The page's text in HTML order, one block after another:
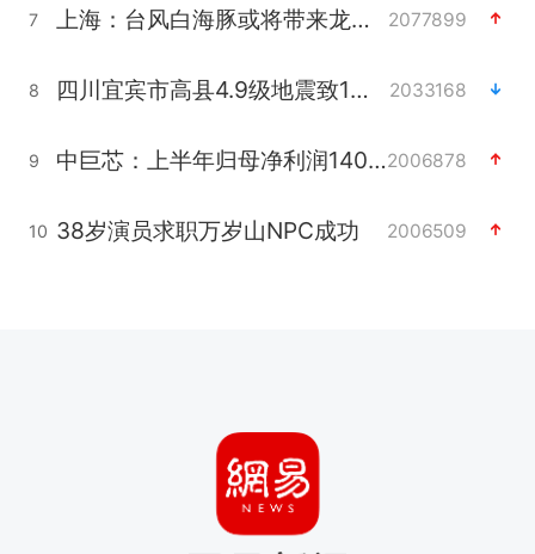
7 上海：台风白海豚或将带来龙卷风 2077899
8 四川宜宾市高县4.9级地震致1人死亡 2033168
9 中巨芯：上半年归母净利润1405.77万元2006878
10 38岁演员求职万岁山NPC成功 2006509